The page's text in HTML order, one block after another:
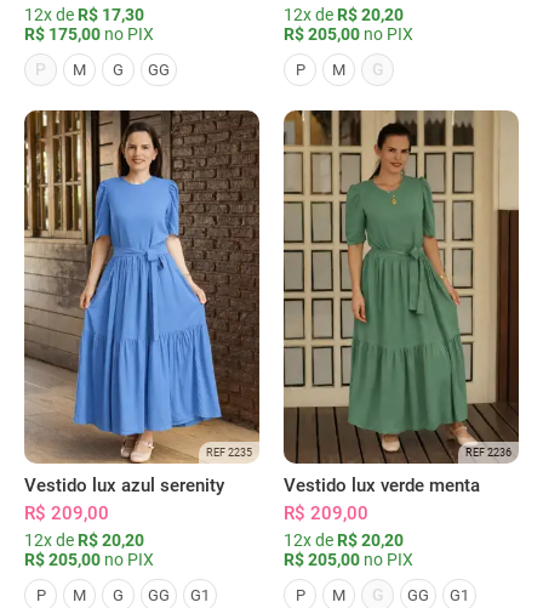
12x de R$ 17,30
R$ 175,00 no PIX
P
M G GG
12x de R$ 20,20
R$ 205,00 no PIX
P M G
REF 2235
Vestido lux azul serenity
R$ 209,00
12x de R$ 20,20
R$ 205,00 no PIX
P M G GG G1
REF 2236
Vestido lux verde menta
R$ 209,00
12x de R$ 20,20
R$ 205,00 no PIX
P M G GG G1